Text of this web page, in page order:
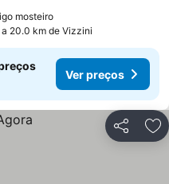
mosteiro
20.0 km de Vizzini
Ver preços
Partilhar